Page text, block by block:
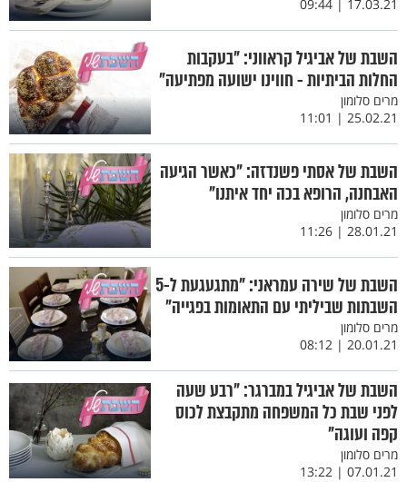
17.03.21 | 09:44
השבת של אביגיל קראווני: "בעקבות
החלות הביתיות - חווינו ישועה מפתיעה"
מרים סלומון
25.02.21 | 11:01
השבת של אסתי פשנדזה: "כאשר הגיעה
האבחנה, הרופא בכה יחד איתנו"
מרים סלומון
28.01.21 | 11:26
השבת של שירה עמראני: "מתגעגעת ל-5
השבתות שביליתי עם התאומות בפגייה"
מרים סלומון
20.01.21 | 08:12
השבת של אביגיל במברגר: "רבע שעה
לפני שבת כל המשפחה מתקבצת לכוס
קפה ועוגה"
מרים סלומון
07.01.21 | 13:22